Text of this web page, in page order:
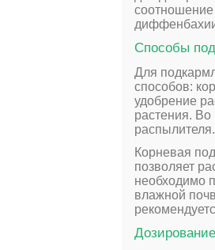
Способы
Для
способов:
удобрение
растения.
распылителя.
Корневая
позволяет
необходимо
влажной